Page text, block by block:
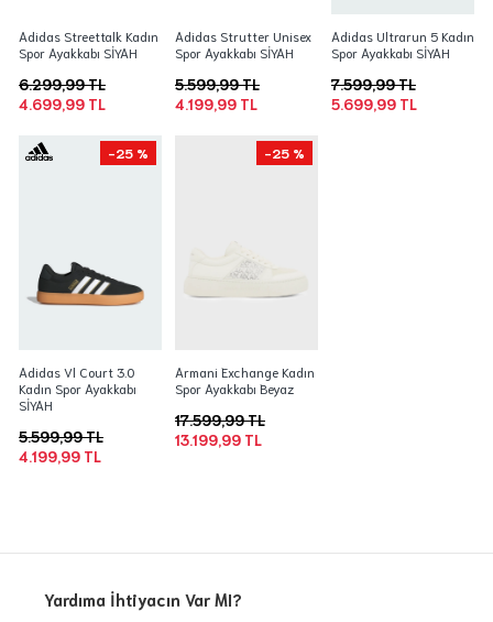
Adidas Streettalk Kadın
Spor Ayakkabı SİYAH
4.699,99 TL
6.299,99 TL
Adidas Strutter Unisex
Spor Ayakkabı SİYAH
4.199,99 TL
5.599,99 TL
Adidas Ultrarun 5 Kadın
Spor Ayakkabı SİYAH
5.699,99 TL
7.599,99 TL
-25 %
Adidas Vl Court 3.0
Kadın Spor Ayakkabı
SİYAH
4.199,99 TL
5.599,99 TL
-25 %
Armani Exchange Kadın
Spor Ayakkabı Beyaz
13.199,99 TL
17.599,99 TL
Yardıma İhtiyacın Var MI?